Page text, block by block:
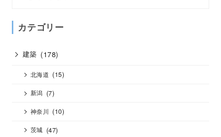
カテゴリー
建築 (178)
北海道 (15)
新潟 (7)
神奈川 (10)
茨城 (47)